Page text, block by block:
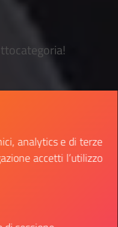
analytics e di terze
accetti l’utilizzo